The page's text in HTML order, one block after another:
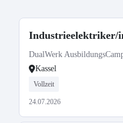
Industrieelektriker/
DualWerk
Kassel
Vollzeit
24.07.2026